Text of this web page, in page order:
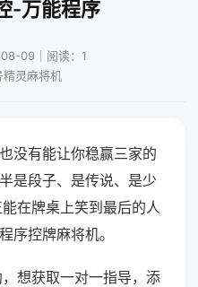
-万能程序
09｜阅读：1
精灵麻将机
没有能让你稳赢三家的
是段子、是传说、是少
在牌桌上笑到最后的人
序控牌麻将机。
想获取一对一指导，添